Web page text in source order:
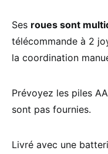
Ses roues sont
télécommande à 2
la coordination
Prévoyez les piles
sont pas fournies.
Livré avec une